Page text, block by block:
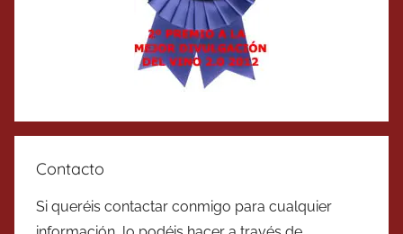
Contacto
Si queréis contactar conmigo para cualquier